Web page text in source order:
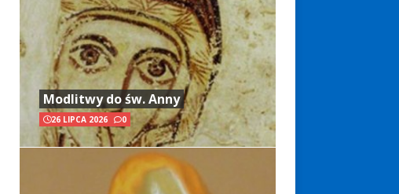
Modlitwy do św. Anny
26 LIPCA 2026 0